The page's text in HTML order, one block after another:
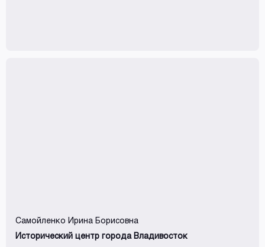
Самойленко Ирина Борисовна
Исторический центр города Владивосток